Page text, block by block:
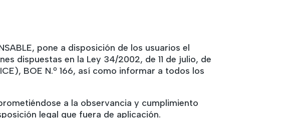
pone a disposición de los usuarios el
dispuestas en la Ley 34/2002, de 11 de julio, de
BOE N.º 166, así como informar a todos los
a la observancia y cumplimiento
legal que fuera de aplicación.